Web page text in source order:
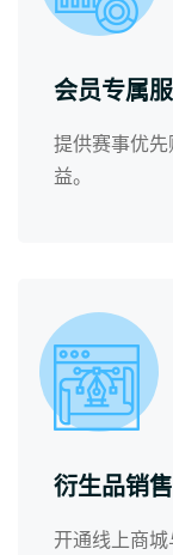
会员专属
提供赛事优
益。
衍生品销售
开通线上商